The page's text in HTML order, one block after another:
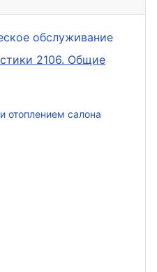
обслуживание
2106. Общие
отоплением салона